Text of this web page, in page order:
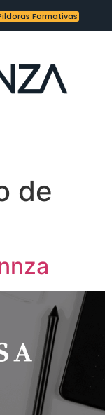
Formativas
de